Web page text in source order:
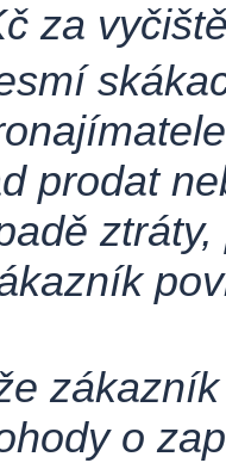
za
prodat
o